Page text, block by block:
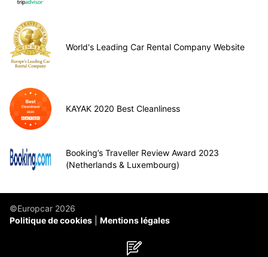
World's Leading Car Rental Company Website
KAYAK 2020 Best Cleanliness
Booking’s Traveller Review Award 2023
(Netherlands & Luxembourg)
©Europcar 2026
Politique de cookies
Mentions légales